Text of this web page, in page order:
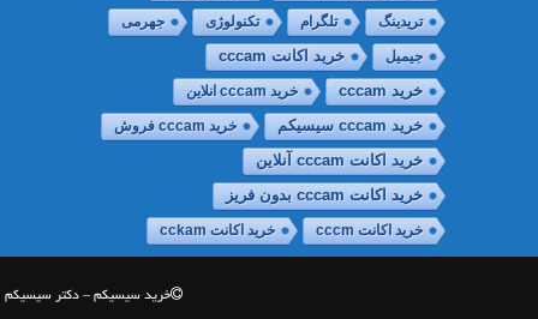
تریدینگ تلگرام تکنولوژی جهرمی
جیمیل خريد اكانت cccam
خرید cccam خرید cccam انلاین
خرید cccam سیسیکم خرید cccam فروش
خرید اکانت cccam آنلاین
خرید اکانت cccam بدون فریز
خرید اکانت cccm خرید اکانت cckam
خرید سیسیکم – دکتر سیسیکم